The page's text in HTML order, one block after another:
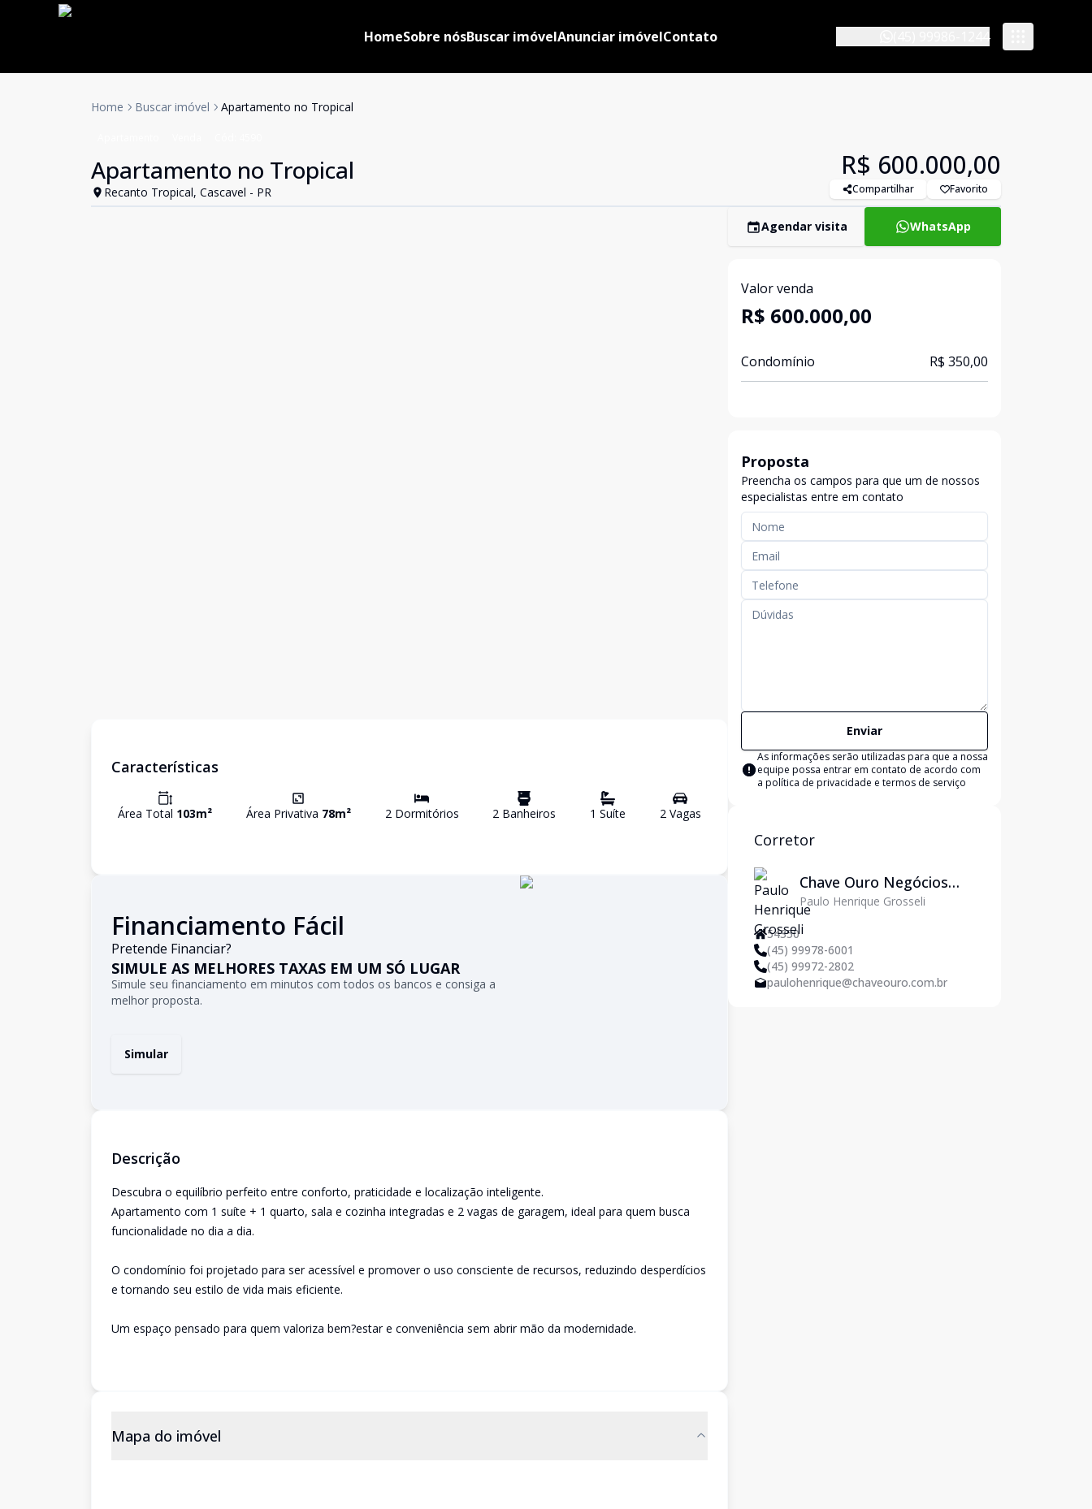
HomeSobre nósBuscar imóvelAnunciar imóvelContato
Home Buscar imóvel Apartamento no Tropical
Apartamento no Tropical
Recanto Tropical, Cascavel - PR
R$ 600.000,00
Compartilhar Favorito
Características
Área Total 103m² Área Privativa 78m² 2Dormitórios 2 Banheiros 1 Suíte 2Vagas
Financiamento Fácil
Pretende Financiar?
SIMULE AS MELHORES TAXAS EM UM SÓ LUGAR
Simule seu financiamento em minutos com todos os bancos e consiga a
melhor proposta.
Simular
Descrição
Descubra o equilíbrio perfeito entre conforto, praticidade e localização inteligente.
Apartamento com 1 suíte + 1 quarto, sala e cozinha integradas e 2 vagas de garagem, ideal para quem busca
funcionalidade no dia a dia.
O condomínio foi projetado para ser acessível e promover o uso consciente de recursos, reduzindo desperdícios
e tornando seu estilo de vida mais eficiente.
Um espaço pensado para quem valoriza bem?estar e conveniência sem abrir mão da modernidade.
Mapa do imóvel
Agendar visita WhatsApp
Valor venda
R$ 600.000,00
Condomínio R$ 350,00
Proposta
Preencha os campos para que um de nossos
especialistas entre em contato
Enviar
As informações serão utilizadas para que a nossa
equipe possa entrar em contato de acordo com
a política de privacidade e termos de serviço
Corretor
Chave Ouro Negócios
Imobiliários
Paulo Henrique Grosseli
54350
(45) 99978-6001
(45) 99972-2802
paulohenrique@chaveouro.com.br